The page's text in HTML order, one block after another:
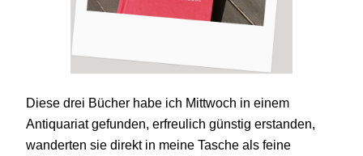
Diese drei Bücher habe ich Mittwoch in einem
Antiquariat gefunden, erfreulich günstig erstanden,
wanderten sie direkt in meine Tasche als feine